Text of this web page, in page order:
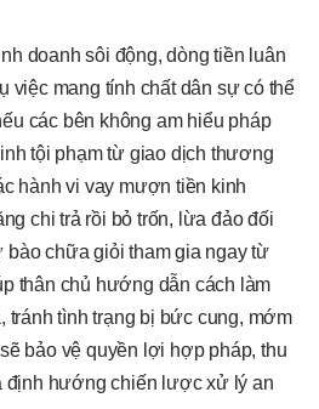
doanh sôi động, dòng tiền luân
việc mang tính chất dân sự có thể
các bên không am hiểu pháp
tội phạm từ giao dịch thương
hành vi vay mượn tiền kinh
chi trả rồi bỏ trốn, lừa đảo đối
chữa giỏi tham gia ngay từ
thân chủ hướng dẫn cách làm
tránh tình trạng bị bức cung, mớm
bảo vệ quyền lợi hợp pháp, thu
định hướng chiến lược xử lý an